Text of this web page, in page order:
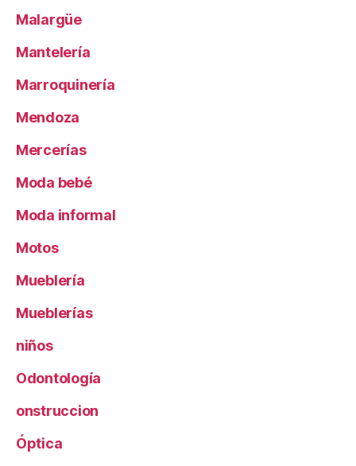
Malargüe
Mantelería
Marroquinería
Mendoza
Mercerías
Moda bebé
Moda informal
Motos
Mueblería
Mueblerías
niños
Odontología
onstruccion
Óptica